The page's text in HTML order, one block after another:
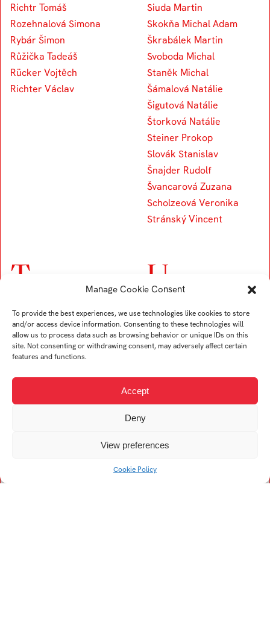
Manage Cookie Consent
To provide the best experiences, we use technologies like cookies to store
and/or access device information. Consenting to these technologies will
allow us to process data such as browsing behavior or unique IDs on this
site. Not consenting or withdrawing consent, may adversely affect certain
features and functions.
Accept
Deny
View preferences
Cookie Policy
Richtr Tomáš
Rozehnalová Simona
Rybár Šimon
Růžička Tadeáš
Rücker Vojtěch
Richter Václav
Siuda Martin
Skokňa Michal Adam
Škrabálek Martin
Svoboda Michal
Staněk Michal
Šámalová Natálie
Šigutová Natálie
Štorková Natálie
Steiner Prokop
Slovák Stanislav
Šnajder Rudolf
Švancarová Zuzana
Scholzeová Veronika
Stránský Vincent
T
Turek Karel
Tremer Ondřej
Trögler Daniel
U
Uždil Štěpán
Uhrin Tomáš
V